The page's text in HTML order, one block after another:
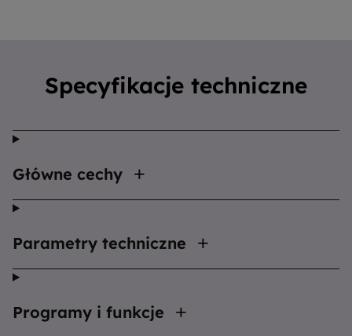
Specyfikacje techniczne
Główne cechy
Parametry techniczne
Programy i funkcje